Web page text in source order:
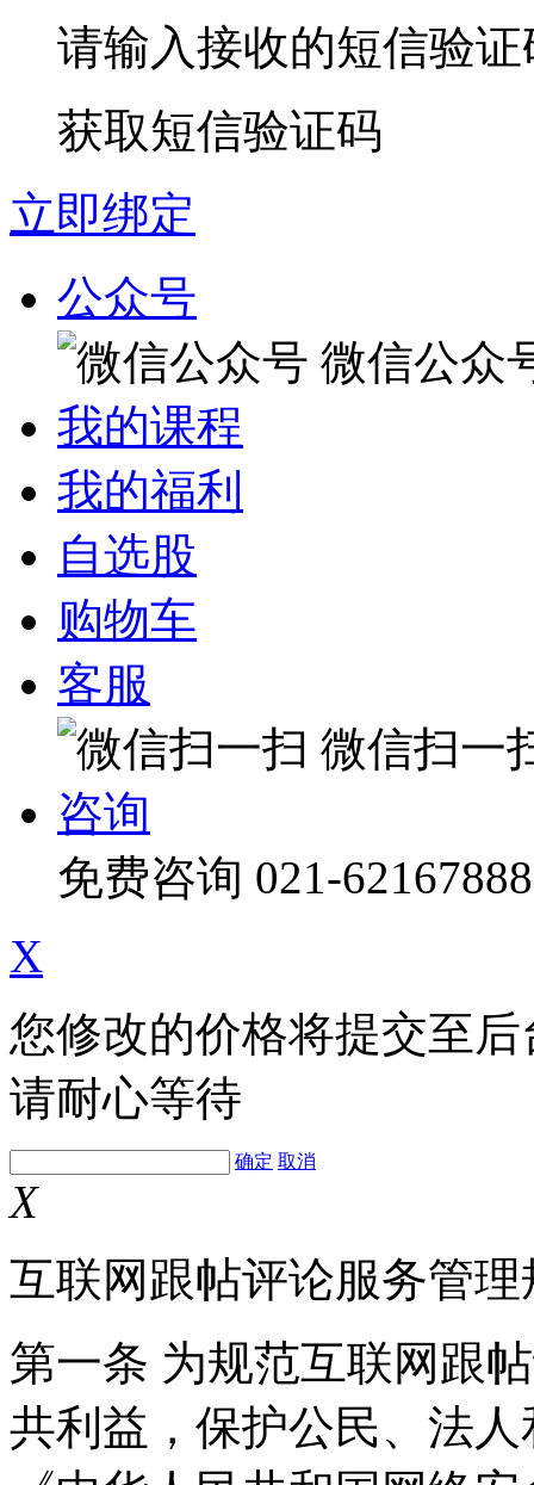
请输入接收的短信验证
获取短信验证码
立即绑定
公众号
微信公众
我的课程
我的福利
自选股
购物车
客服
微信扫一
咨询
免费咨询 021-62167888
X
您修改的价格将提交至
请耐心等待
确定 取消
X
互联网跟帖评论服务管理
第一条 为规范互联网跟
共利益，保护公民、法